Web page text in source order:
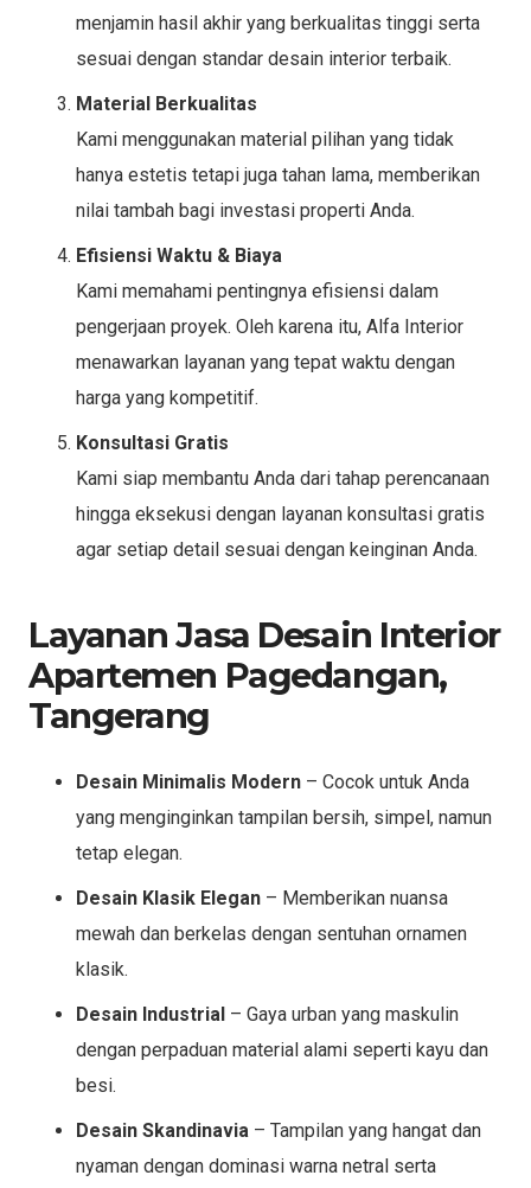
menjamin hasil akhir yang berkualitas tinggi serta
sesuai dengan standar desain interior terbaik.
Material Berkualitas
Kami menggunakan material pilihan yang tidak
hanya estetis tetapi juga tahan lama, memberikan
nilai tambah bagi investasi properti Anda.
Efisiensi Waktu & Biaya
Kami memahami pentingnya efisiensi dalam
pengerjaan proyek. Oleh karena itu, Alfa Interior
menawarkan layanan yang tepat waktu dengan
harga yang kompetitif.
Konsultasi Gratis
Kami siap membantu Anda dari tahap perencanaan
hingga eksekusi dengan layanan konsultasi gratis
agar setiap detail sesuai dengan keinginan Anda.
Layanan Jasa Desain Interior
Apartemen Pagedangan,
Tangerang
Desain Minimalis Modern – Cocok untuk Anda
yang menginginkan tampilan bersih, simpel, namun
tetap elegan.
Desain Klasik Elegan – Memberikan nuansa
mewah dan berkelas dengan sentuhan ornamen
klasik.
Desain Industrial – Gaya urban yang maskulin
dengan perpaduan material alami seperti kayu dan
besi.
Desain Skandinavia – Tampilan yang hangat dan
nyaman dengan dominasi warna netral serta